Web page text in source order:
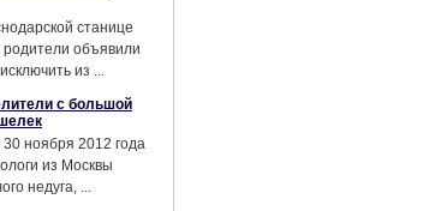
станице
родители объявили
из ...
с большой
ноября 2012 года
из Москвы
недуга, ...